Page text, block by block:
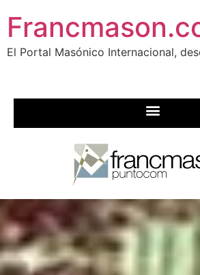
El Portal Masónico Internacional,